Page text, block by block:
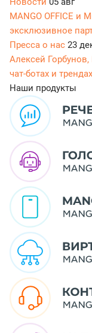
MANGO OFFICE и
эксклюзивное
Пресса о нас 23
Алексей
чат-ботах и
Наши продукты